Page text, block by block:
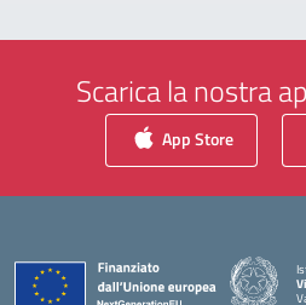
Scarica la nostra
App Store